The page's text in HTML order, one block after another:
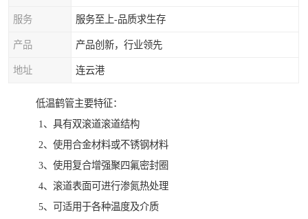
服务 服务至上-品质求生存
产品 产品创新，行业领先
地址 连云港
低温鹤管主要特征：
1、具有双滚道滚道结构
2、使用合金材料或不锈钢材料
3、使用复合增强聚四氟密封圈
4、滚道表面可进行渗氮热处理
5、可适用于各种温度及介质